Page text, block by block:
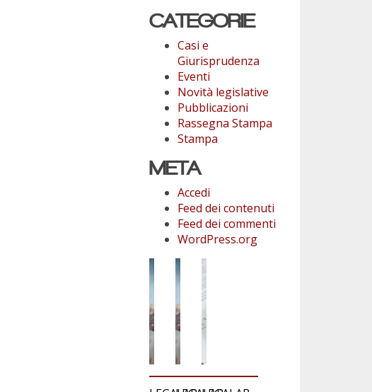
CATEGORIE
Casi e
Giurisprudenza
Eventi
Novità legislative
Pubblicazioni
Rassegna Stampa
Stampa
META
Accedi
Feed dei contenuti
Feed dei commenti
WordPress.org